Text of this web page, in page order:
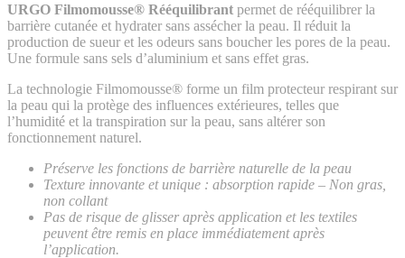
URGO Filmomousse® Rééquilibrant permet de rééquilibrer la
barrière cutanée et hydrater sans assécher la peau. Il réduit la
production de sueur et les odeurs sans boucher les pores de la peau.
Une formule sans sels d’aluminium et sans effet gras.
La technologie Filmomousse® forme un film protecteur respirant sur
la peau qui la protège des influences extérieures, telles que
l’humidité et la transpiration sur la peau, sans altérer son
fonctionnement naturel.
Préserve les fonctions de barrière naturelle de la peau
Texture innovante et unique : absorption rapide – Non gras,
non collant
Pas de risque de glisser après application et les textiles
peuvent être remis en place immédiatement après
l’application.